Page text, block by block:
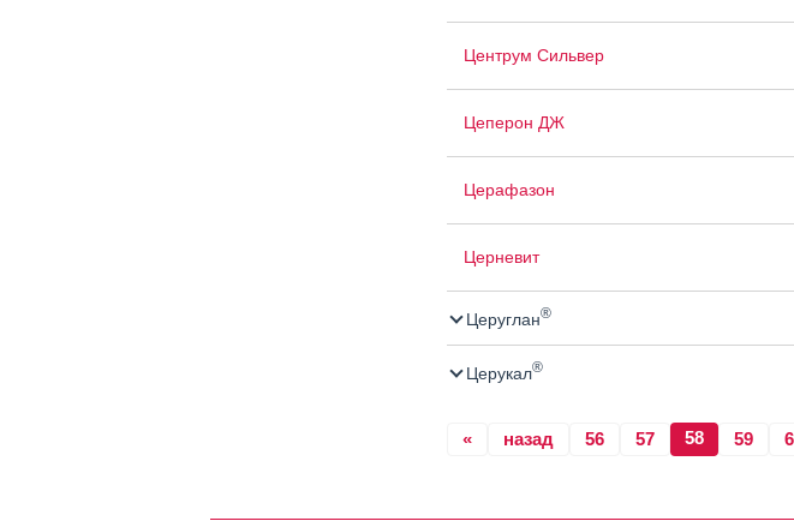
Центрум Сильвер
Цеперон ДЖ
Церафазон
Церневит
Церуглан®
Церукал®
« назад 56 57 58 59